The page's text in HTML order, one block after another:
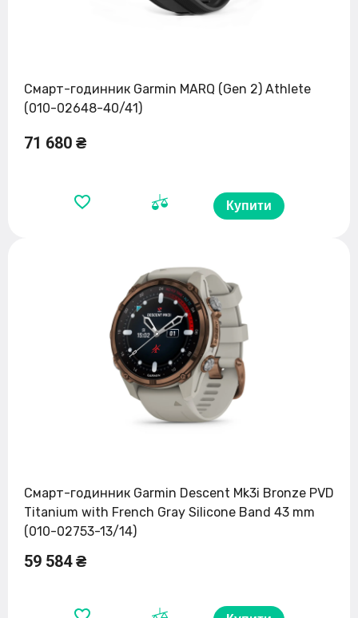
Смарт-годинник Garmin MARQ (Gen 2) Athlete
(010-02648-40/41)
71 680 ₴
Купити
Смарт-годинник Garmin Descent Mk3i Bronze PVD
Titanium with French Gray Silicone Band 43 mm
(010-02753-13/14)
59 584 ₴